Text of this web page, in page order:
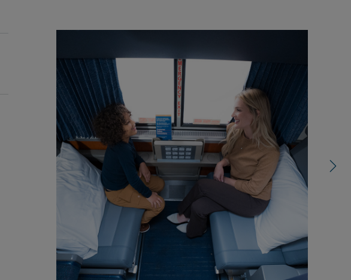
de vehículos, dimensiones y restricciones.
carousel
control
right